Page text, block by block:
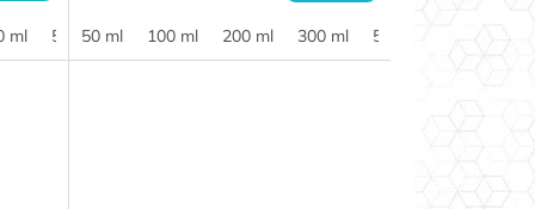
ml 500 ml50 ml 100 ml 200 ml 300 ml 500 ml